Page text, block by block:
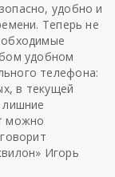
удобно и
Теперь не
удобном
телефона:
в текущей
лишние
можно
Игорь